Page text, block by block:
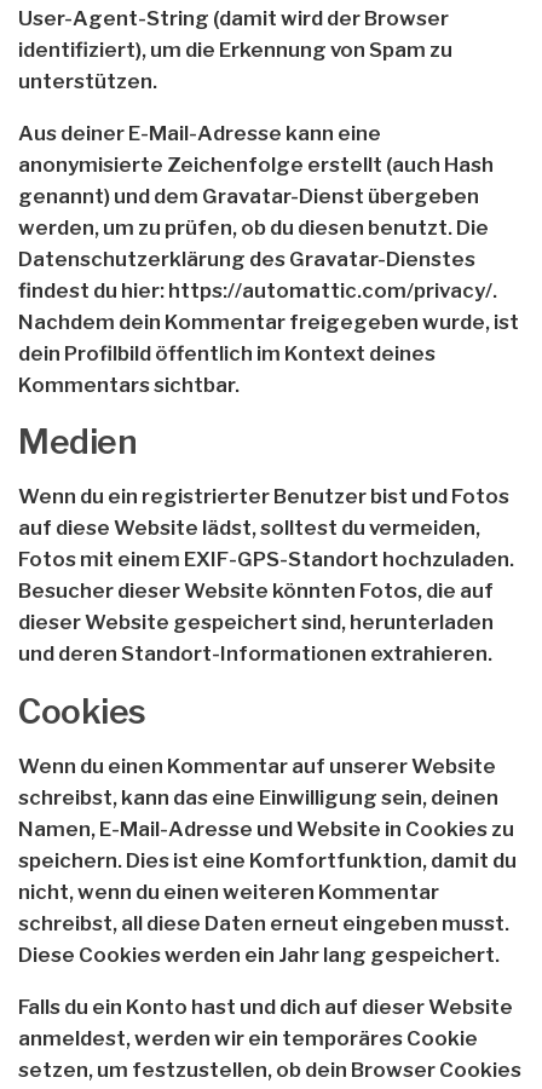
User-Agent-String (damit wird der Browser
identifiziert), um die Erkennung von Spam zu
unterstützen.
Aus deiner E-Mail-Adresse kann eine
anonymisierte Zeichenfolge erstellt (auch Hash
genannt) und dem Gravatar-Dienst übergeben
werden, um zu prüfen, ob du diesen benutzt. Die
Datenschutzerklärung des Gravatar-Dienstes
findest du hier: https://automattic.com/privacy/.
Nachdem dein Kommentar freigegeben wurde, ist
dein Profilbild öffentlich im Kontext deines
Kommentars sichtbar.
Medien
Wenn du ein registrierter Benutzer bist und Fotos
auf diese Website lädst, solltest du vermeiden,
Fotos mit einem EXIF-GPS-Standort hochzuladen.
Besucher dieser Website könnten Fotos, die auf
dieser Website gespeichert sind, herunterladen
und deren Standort-Informationen extrahieren.
Cookies
Wenn du einen Kommentar auf unserer Website
schreibst, kann das eine Einwilligung sein, deinen
Namen, E-Mail-Adresse und Website in Cookies zu
speichern. Dies ist eine Komfortfunktion, damit du
nicht, wenn du einen weiteren Kommentar
schreibst, all diese Daten erneut eingeben musst.
Diese Cookies werden ein Jahr lang gespeichert.
Falls du ein Konto hast und dich auf dieser Website
anmeldest, werden wir ein temporäres Cookie
setzen, um festzustellen, ob dein Browser Cookies